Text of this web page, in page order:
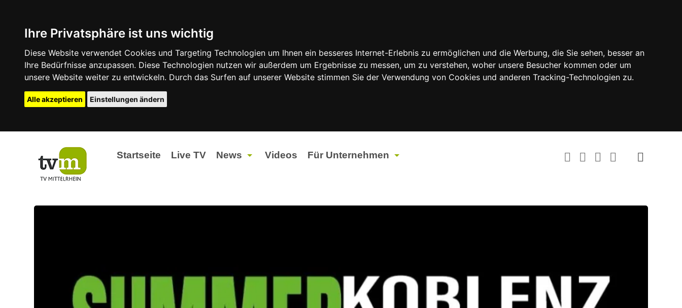
Ihre Privatsphäre ist uns wichtig
Diese Website verwendet Cookies und Targeting Technologien um Ihnen ein besseres Internet-Erlebnis zu ermöglichen und die Werbung, die Sie sehen, besser an
Ihre Bedürfnisse anzupassen. Diese Technologien nutzen wir außerdem um Ergebnisse zu messen, um zu verstehen, woher unsere Besucher kommen oder um
unsere Website weiter zu entwickeln. Durch das Surfen auf unserer Website stimmen Sie der Verwendung von Cookies und anderen Tracking-Technologien zu.
Alle akzeptieren Einstellungen ändern
Startseite Live TV News
Sport
Videos Für Unternehmen